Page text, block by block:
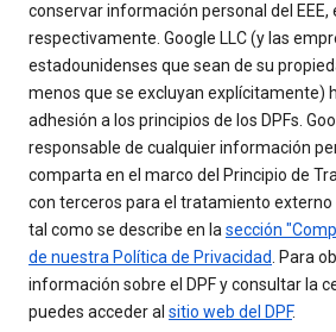
conservar información personal del EEE,
respectivamente. Google LLC (y las
estadounidenses que sean de su
menos que se excluyan explícitamente)
adhesión a los principios de los DPFs.
responsable de cualquier información
comparta en el marco del Principio de
con terceros para el tratamiento
tal como se describe en lasección
de nuestra Política de Privacidad. Para
información sobre el DPF y consultar la
puedes acceder al sitio web del DPF.